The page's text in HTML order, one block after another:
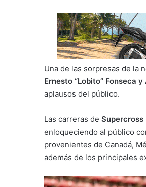
Una de las sorpresas de la
Ernesto “Lobito” Fonseca
aplausos del público.
Las carreras de Supercross
enloqueciendo al público
provenientes de Canadá,
además de los principales